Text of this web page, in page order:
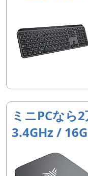
ミニPCなら
3.4GHz /